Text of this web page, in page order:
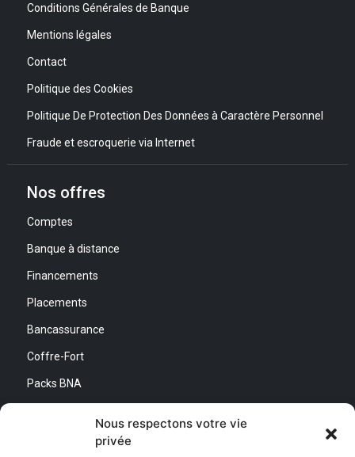
Nous respectons votre vie
privée
Conditions Générales de Banque
Mentions légales
Contact
Politique des Cookies
Politique De Protection Des Données à Caractère Personnel
Fraude et escroquerie via Internet
Nos offres
Comptes
Banque à distance
Financements
Placements
Bancassurance
Coffre-Fort
Packs BNA